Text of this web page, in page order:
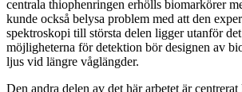
centrala thiophenringen erhölls biomarkörer
kunde också belysa problem med att den
spektroskopi till största delen ligger utanför
möjligheterna för detektion bör designen av
ljus vid längre våglängder.
Den andra delen av det här arbetet är